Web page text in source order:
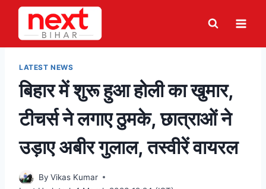
Skip
content
LATEST NEWS
बिहार में शुरू हुआ होली का खुमार,
टीचर्स ने लगाए ठुमके, छात्राओं ने
उड़ाए अबीर गुलाल, तस्वीरें वायरल
By Vikas Kumar